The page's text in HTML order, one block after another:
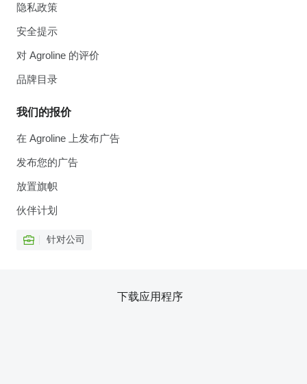
隐私政策
安全提示
对 Agroline 的评价
品牌目录
我们的报价
在 Agroline 上发布广告
发布您的广告
放置旗帜
伙伴计划
针对公司
下载应用程序